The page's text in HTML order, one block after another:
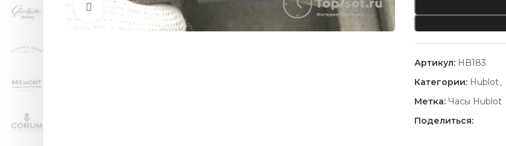
Нажмите, чтобы увеличить
Артикул: HB183
Категории: Hublot,
Метка: Часы Hublot
Поделиться: